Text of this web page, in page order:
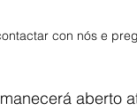
con nós e
aberto